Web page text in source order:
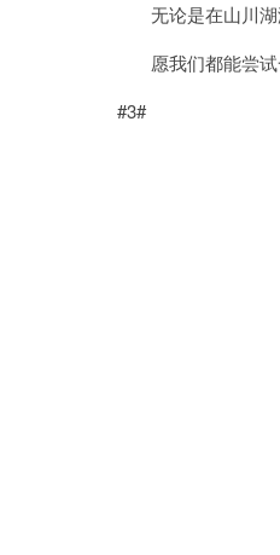
无论是在山川湖
愿我们都能尝试
#3#